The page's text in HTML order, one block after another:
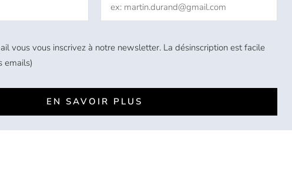
vous vous inscrivez à notre newsletter. La désinscription est facile
emails)
EN SAVOIR PLUS